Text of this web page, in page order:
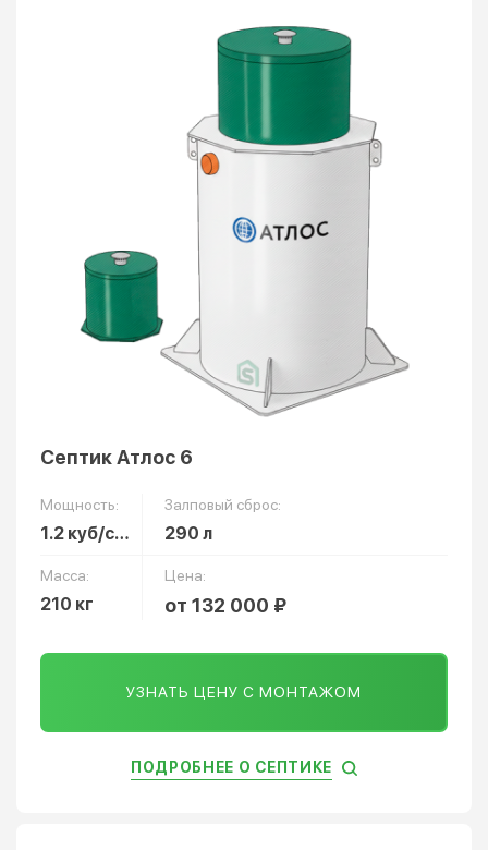
Септик Атлос 6
Мощность:
1.2 куб/сут
Залповый сброс:
290 л
Масса:
210 кг
Цена:
от 132 000 ₽
УЗНАТЬ ЦЕНУ С МОНТАЖОМ
ПОДРОБНЕЕ О СЕПТИКЕ